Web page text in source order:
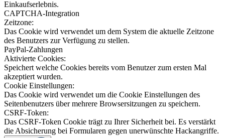
Einkaufserlebnis.
CAPTCHA-Integration
Zeitzone:
Das Cookie wird verwendet um dem System die aktuelle Zeitzone
des Benutzers zur Verfügung zu stellen.
PayPal-Zahlungen
Aktivierte Cookies:
Speichert welche Cookies bereits vom Benutzer zum ersten Mal
akzeptiert wurden.
Cookie Einstellungen:
Das Cookie wird verwendet um die Cookie Einstellungen des
Seitenbenutzers über mehrere Browsersitzungen zu speichern.
CSRF-Token:
Das CSRF-Token Cookie trägt zu Ihrer Sicherheit bei. Es verstärkt
die Absicherung bei Formularen gegen unerwünschte Hackangriffe.